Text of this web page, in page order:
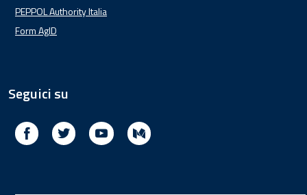
PEPPOL Authority Italia
Form AgID
Seguici su
Facebook Twitter Youtube